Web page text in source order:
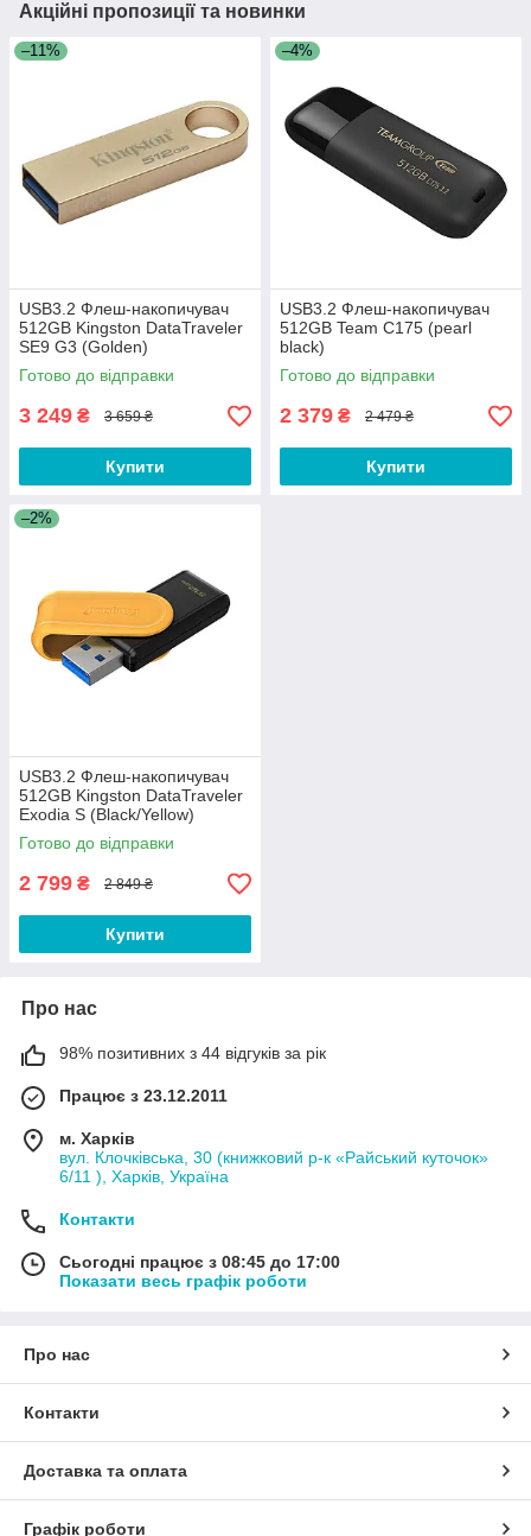
Акційні пропозиції та новинки
–11%
USB3.2 Флеш-накопичувач
512GB Kingston DataTraveler
SE9 G3 (Golden)
Готово до відправки
3 249 ₴ 3 659 ₴
Купити
–4%
USB3.2 Флеш-накопичувач
512GB Team C175 (pearl
black)
Готово до відправки
2 379 ₴ 2 479 ₴
Купити
–2%
USB3.2 Флеш-накопичувач
512GB Kingston DataTraveler
Exodia S (Black/Yellow)
Готово до відправки
2 799 ₴ 2 849 ₴
Купити
Про нас
98% позитивних з 44 відгуків за рік
Працює з 23.12.2011
м. Харків
вул. Клочківська, 30 (книжковий р-к «Райський куточок»
6/11 ), Харків, Україна
Контакти
Сьогодні працює з 08:45 до 17:00
Показати весь графік роботи
Про нас
Контакти
Доставка та оплата
Графік роботи